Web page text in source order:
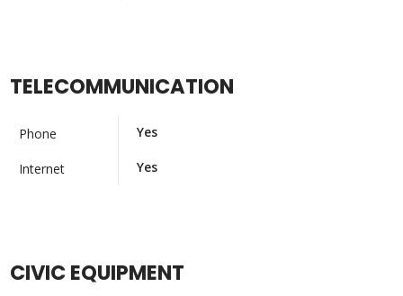
TELECOMMUNICATION
Phone Yes
Internet Yes
CIVIC EQUIPMENT